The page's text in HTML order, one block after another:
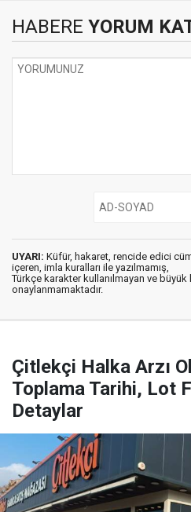
HABERE YORUM
UYARI: Küfür, hakaret, rencide edici
içeren, imla kuralları ile yazılmamış,
Türkçe karakter kullanılmayan ve büyük
onaylanmamaktadır.
Çitlekçi Halka Arzı
Toplama Tarihi, Lot
Detaylar